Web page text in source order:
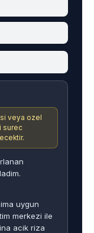
veya ozel
surec
uygun
merkezi ile
acik riza